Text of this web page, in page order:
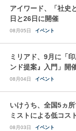
アイワード、「社史
日と26日に開催
08月05日 イベント
ミリアド、9月に「
ンド提案』入門」開
08月04日 イベント
いけうち、全国5ヵ
ミストによる低コス
08月03日 イベント